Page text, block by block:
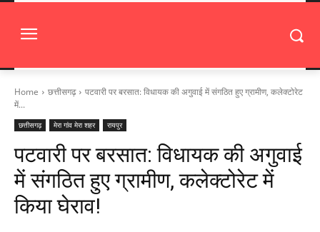
Home छत्तीसगढ़
पटवारी पर बरसात: विधायक की अगुवाई में संगठित हुए ग्रामीण, कलेक्टोरेट
में...
छत्तीसगढ़ मेरा गांव मेरा शहर रायपुर
पटवारी पर बरसात: विधायक की अगुवाई
में संगठित हुए ग्रामीण, कलेक्टोरेट में
किया घेराव!